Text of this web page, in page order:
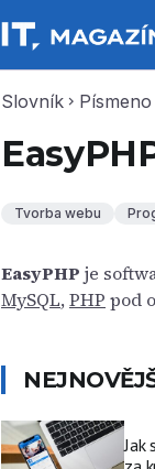
Slovník chevron_right Písmeno
Tvorba webu
EasyPHP je
MySQL,PHP pod
Jak